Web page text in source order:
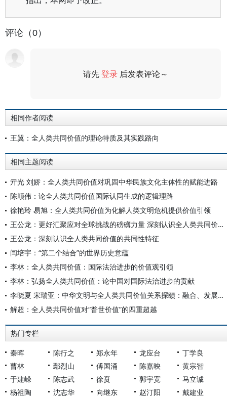
评论（0）
请先登录 后发表评论～
相同作者阅读
王翼：全人类共同价值的理论特质及其实践路向
相同主题阅读
亓光 刘娇：全人类共同价值对巩固中华民族文化主体性的赋能进路
陈顺伟：论全人类共同价值国际认同生成的逻辑理路
徐艳玲 易旭：全人类共同价值为化解人类文明危机提供价值引领
王公龙：更好汇聚应对全球挑战的磅礴力量 深刻认识全人类共同价值的共同性特征
王公龙：深刻认识全人类共同价值的共同性特征
闫培宇：“第二个结合”的世界历史意蕴
李林：全人类共同价值：国际法治进步的价值观引领
李林：弘扬全人类共同价值：论中国对国际法治进步的贡献
李晓夏 宋瑞亚：中华文明与全人类共同价值关系探赜：融合、发展与共融
解超：全人类共同价值对“普世价值”的四重超越
热门专栏
秦晖 陈行之 郑永年 龙应台
丁学良
曹林
鄢烈山 傅国涌 陈嘉映
黄宗智
于建嵘
陈志武 徐贲 郭宇宽
马立诚
杨祖陶
沈志华 向继东 赵汀阳 戴建业